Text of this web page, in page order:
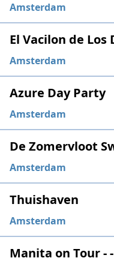
Amsterdam
El Vacilon de
Amsterdam
Azure Day Party
Amsterdam
De Zomervloot
Amsterdam
Thuishaven
Amsterdam
Manita on Tour -